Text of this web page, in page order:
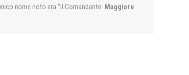
nome noto era “il Comandante: Maggiore